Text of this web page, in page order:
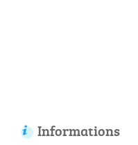
Informations